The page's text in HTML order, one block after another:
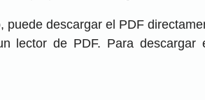
puede descargar el PDF
lector de PDF. Para